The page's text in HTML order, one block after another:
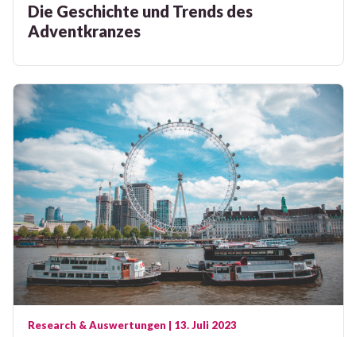
Die Geschichte und Trends des
Adventkranzes
Research & Auswertungen | 13. Juli 2023